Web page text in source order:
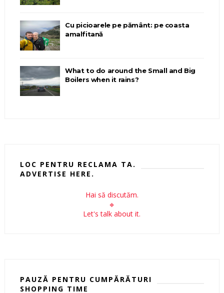
Cu picioarele pe pământ: pe coasta
amalfitană
What to do around the Small and Big
Boilers when it rains?
LOC PENTRU RECLAMA TA.
ADVERTISE HERE.
Hai să discutăm.
🔹
Let's talk about it.
PAUZĂ PENTRU CUMPĂRĂTURI
SHOPPING TIME